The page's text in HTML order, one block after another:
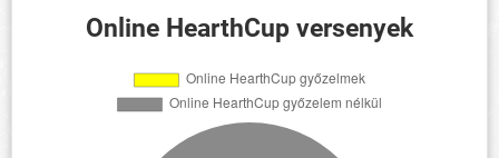
Online HearthCup versenyek